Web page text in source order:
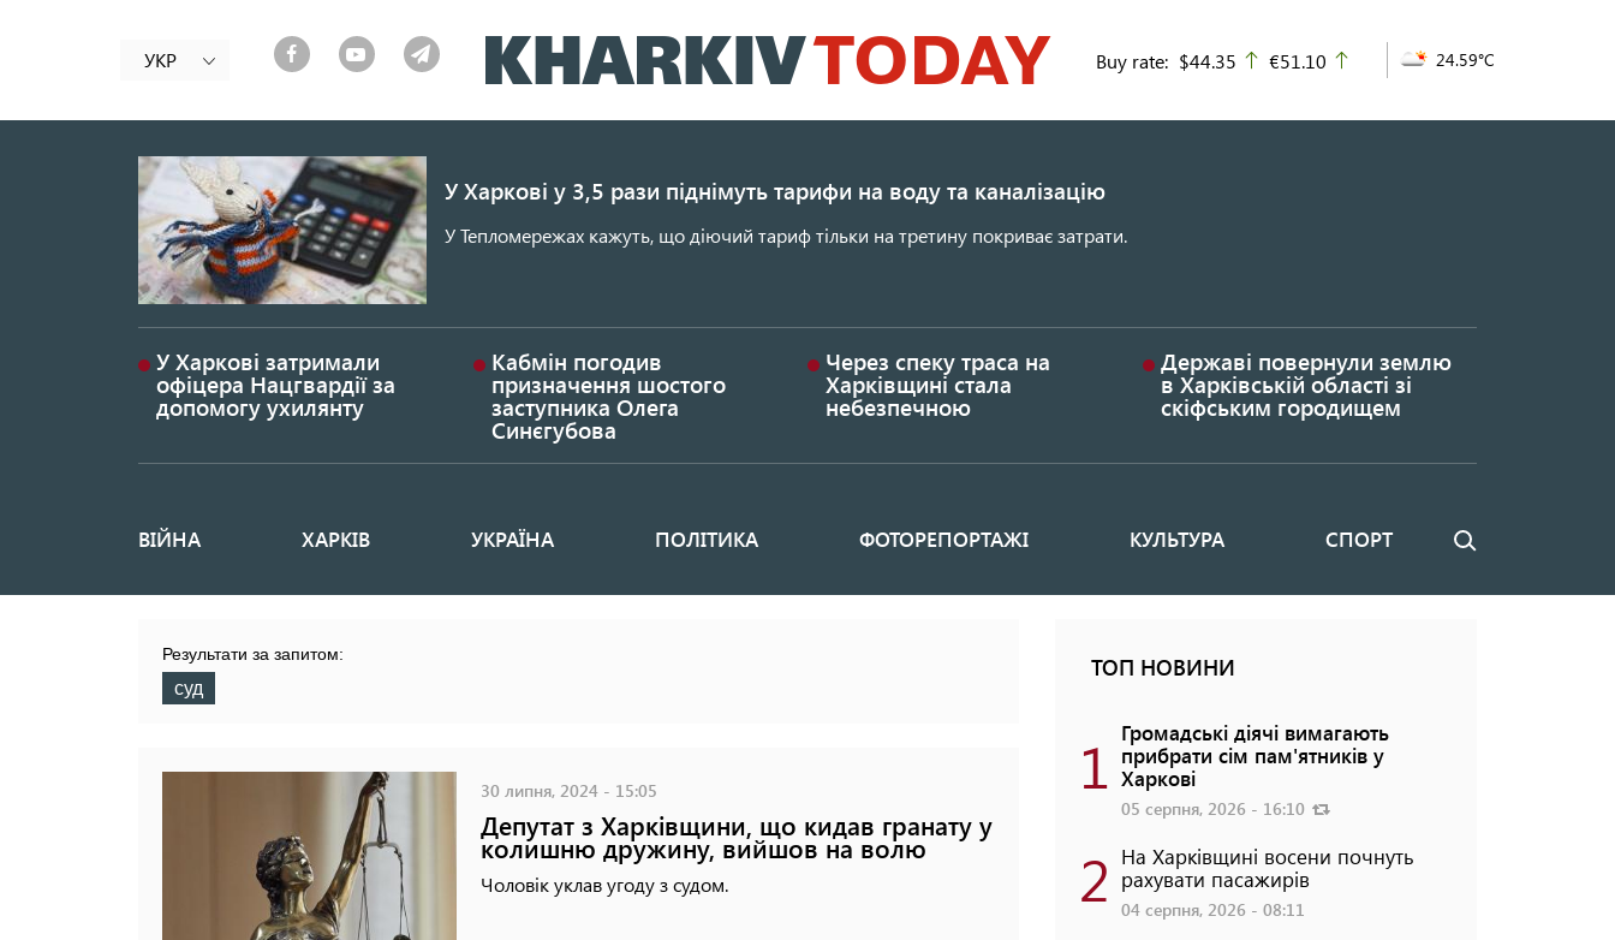
до
основного
УКР Buy rate: $44.35 up
€51.10 24.59°C
У Харкові у 3,5 рази піднімуть тарифи на воду та каналізацію
У Тепломережах кажуть, що діючий тариф тільки на третину покриває затрати.
У Харкові затримали
офіцера Нацгвардії за
допомогу ухилянту
Кабмін погодив
призначення шостого
заступника Олега
Синєгубова
Через спеку траса на
Харківщині стала
небезпечною
Державі повернули землю
в Харківській області зі
скіфським городищем
Основная
ВІЙНА ХАРКІВ УКРАЇНА ПОЛІТИКА ФОТОРЕПОРТАЖІ КУЛЬТУРА СПОРТ Пошук
Результати за запитом:
суд
30 липня, 2024 - 15:05
Депутат з Харківщини, що кидав гранату у
колишню дружину, вийшов на волю
Чоловік уклав угоду з судом.
ТОП НОВИНИ
1 Громадські діячі вимагають
прибрати сім пам'ятників у
Харкові
05 серпня, 2026 - 16:10
2 На Харківщині восени почнуть
рахувати пасажирів
04 серпня, 2026 - 08:11